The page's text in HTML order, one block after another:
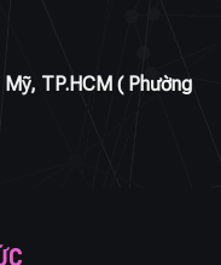
TP.HCM ( Phường